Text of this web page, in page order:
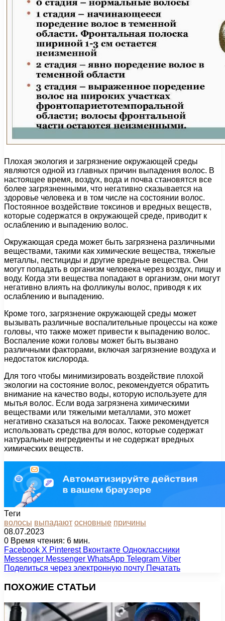
Плохая экология и загрязнение окружающей среды
являются одной из главных причин выпадения волос. В
настоящее время, воздух, вода и почва становятся все
более загрязненными, что негативно сказывается на
здоровье человека и в том числе на состоянии волос.
Постоянное воздействие токсинов и вредных веществ,
которые содержатся в окружающей среде, приводит к
ослаблению и выпадению волос.
Окружающая среда может быть загрязнена различными
веществами, такими как химические вещества, тяжелые
металлы, пестициды и другие вредные вещества. Они
могут попадать в организм человека через воздух, пищу и
воду. Когда эти вещества попадают в организм, они могут
негативно влиять на фолликулы волос, приводя к их
ослаблению и выпадению.
Кроме того, загрязнение окружающей среды может
вызывать различные воспалительные процессы на коже
головы, что также может привести к выпадению волос.
Воспаление кожи головы может быть вызвано
различными факторами, включая загрязнение воздуха и
недостаток кислорода.
Для того чтобы минимизировать воздействие плохой
экологии на состояние волос, рекомендуется обратить
внимание на качество воды, которую используете для
мытья волос. Если вода загрязнена химическими
веществами или тяжелыми металлами, это может
негативно сказаться на волосах. Также рекомендуется
использовать средства для волос, которые содержат
натуральные ингредиенты и не содержат вредных
химических веществ.
Теги
волосы выпадают основные причины
08.07.2023
0 Время чтения: 6 мин.
Facebook X Pinterest Вконтакте Одноклассники
Messenger Messenger WhatsApp Telegram Viber
Поделиться через электронную почту Печатать
ПОХОЖИЕ СТАТЬИ